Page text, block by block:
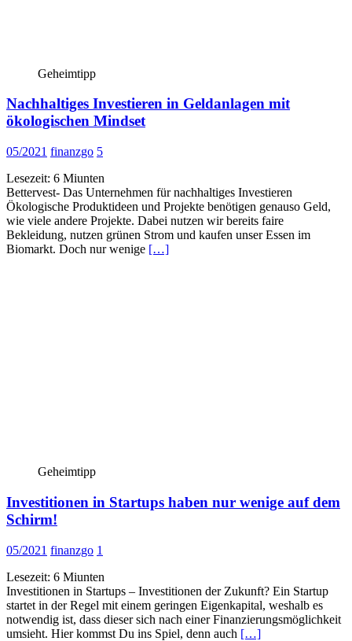
Geheimtipp
Nachhaltiges Investieren in Geldanlagen mit
ökologischen Mindset
05/2021 finanzgo 5
Lesezeit: 6 Miunten
Bettervest- Das Unternehmen für nachhaltiges Investieren
Ökologische Produktideen und Projekte benötigen genauso Geld,
wie viele andere Projekte. Dabei nutzen wir bereits faire
Bekleidung, nutzen grünen Strom und kaufen unser Essen im
Biomarkt. Doch nur wenige […]
Geheimtipp
Investitionen in Startups haben nur wenige auf dem
Schirm!
05/2021 finanzgo 1
Lesezeit: 6 Miunten
Investitionen in Startups – Investitionen der Zukunft? Ein Startup
startet in der Regel mit einem geringen Eigenkapital, weshalb es
notwendig ist, dass dieser sich nach einer Finanzierungsmöglichkeit
umsieht. Hier kommst Du ins Spiel, denn auch […]